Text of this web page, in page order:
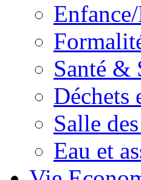
Santé &
Déchets
Salle
Eau et